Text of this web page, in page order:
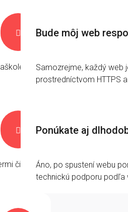


či
Bude môj web
Samozrejme, každý web
prostredníctvom HTTPS
Ponúkate aj
Áno, po spustení webu
technickú podporu podľa